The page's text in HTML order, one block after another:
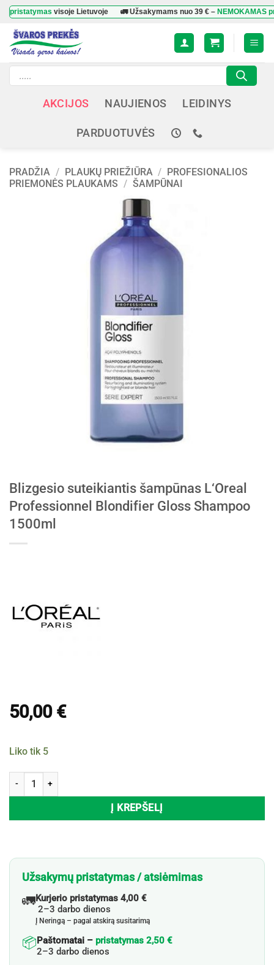
Skip
content
visoje Lietuvoje 🚛 Užsakymams nuo39 €–NEMOKAMAS
Products
search
AKCIJOS NAUJIENOS LEIDINYS
PARDUOTUVĖS
PRADŽIA / PLAUKŲ PRIEŽIŪRA / PROFESIONALIOS
PRIEMONĖS PLAUKAMS / ŠAMPŪNAI
Blizgesio suteikiantis šampūnas L‘Oreal
Professionnel Blondifier Gloss Shampoo
1500ml
50,00 €
Liko tik 5
produkto kiekis: Blizgesio suteikiantis šampūnas L‘Oreal
Į KREPŠELĮ
Užsakymų pristatymas / atsiėmimas
🚛Kurjerio pristatymas 4,00 €
2–3 darbo dienos
Į Neringą – pagal atskirą susitarimą
📦Paštomatai – pristatymas 2,50 €
2–3 darbo dienos